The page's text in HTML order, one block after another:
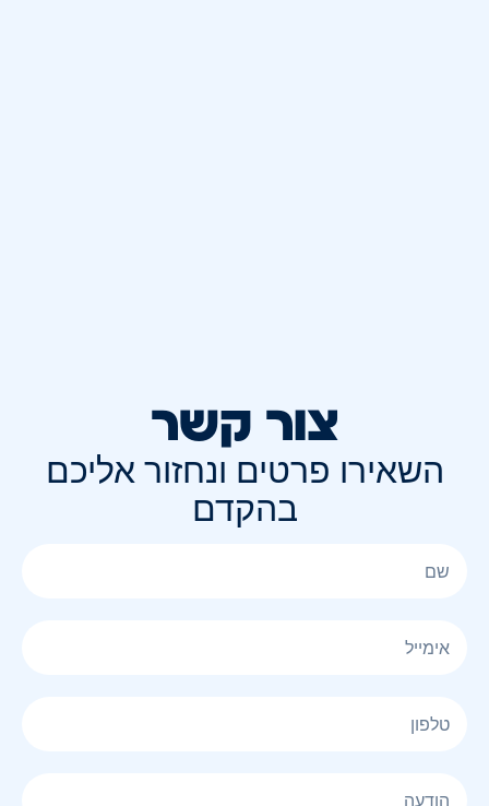
צור קשר
השאירו פרטים ונחזור אליכם
בהקדם